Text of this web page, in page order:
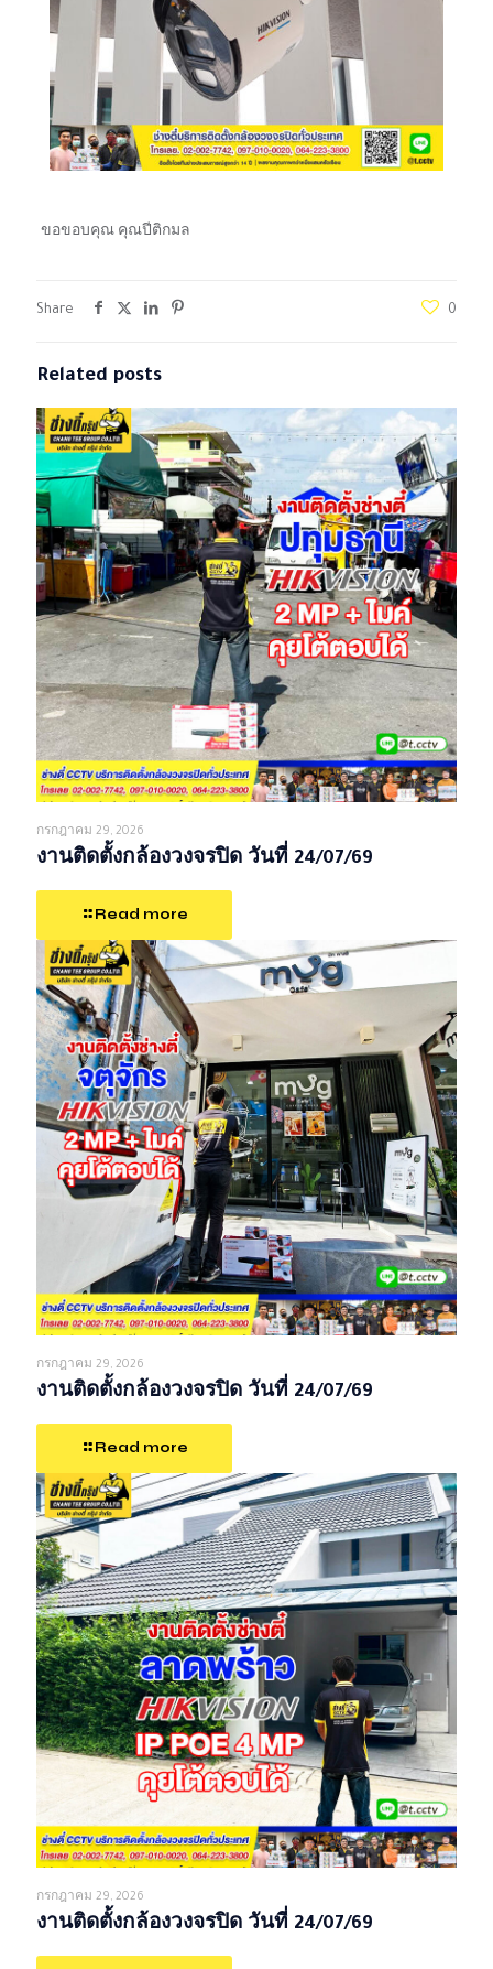
ขอขอบคุณ คุณปีติกมล
Share 0
Related posts
กรกฎาคม 29, 2026
งานติดตั้งกล้องวงจรปิด วันที่ 24/07/69
Read more
กรกฎาคม 29, 2026
งานติดตั้งกล้องวงจรปิด วันที่ 24/07/69
Read more
กรกฎาคม 29, 2026
งานติดตั้งกล้องวงจรปิด วันที่ 24/07/69